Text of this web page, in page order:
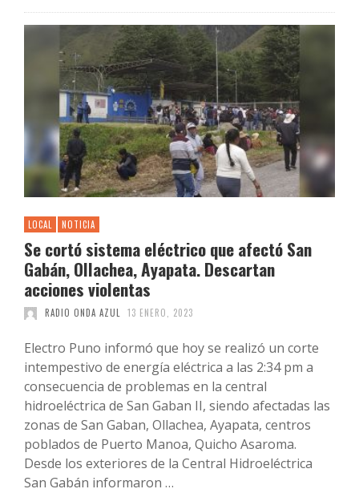
LOCAL NOTICIA
Se cortó sistema eléctrico que afectó San
Gabán, Ollachea, Ayapata. Descartan
acciones violentas
RADIO ONDA AZUL 13 ENERO, 2023
Electro Puno informó que hoy se realizó un corte
intempestivo de energía eléctrica a las 2:34 pm a
consecuencia de problemas en la central
hidroeléctrica de San Gaban II, siendo afectadas las
zonas de San Gaban, Ollachea, Ayapata, centros
poblados de Puerto Manoa, Quicho Asaroma.
Desde los exteriores de la Central Hidroeléctrica
San Gabán informaron …